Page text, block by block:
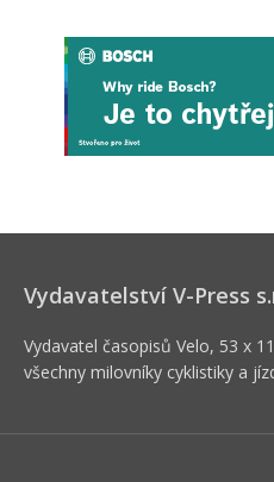
Vydavatelství V-Press
Vydavatel časopisů Velo, 53 x
všechny milovníky cyklistiky a